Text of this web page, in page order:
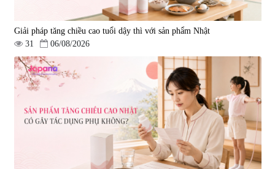
Viên uống bổ gan Ribeto Shoji
Hepaclean 60 viên
690.000 đ
Viên uống hỗ trợ cải thiện thoát
vị đĩa đệm Kyoto Has 30 viên
14.560
1.600.000 đ
Giải pháp tăng chiều cao tuổi dậy thì với sản phẩm Nhật
31
06/08/2026